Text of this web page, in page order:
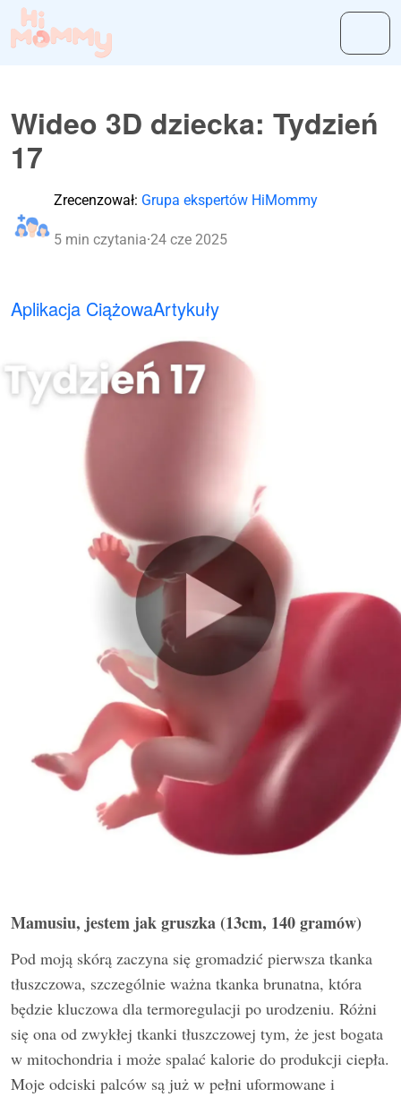
Wideo 3D dziecka: Tydzień
17
Zrecenzował: Grupa ekspertów HiMommy
5 min czytania·24 cze 2025
Aplikacja CiążowaArtykuły
Mamusiu, jestem jak gruszka (13cm, 140 gramów)
Pod moją skórą zaczyna się gromadzić pierwsza tkanka
tłuszczowa, szczególnie ważna tkanka brunatna, która
będzie kluczowa dla termoregulacji po urodzeniu. Różni
się ona od zwykłej tkanki tłuszczowej tym, że jest bogata
w mitochondria i może spalać kalorie do produkcji ciepła.
Moje odciski palców są już w pełni uformowane i